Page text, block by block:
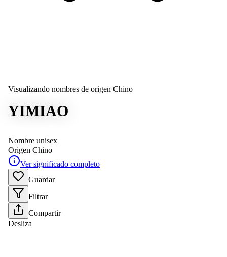
Visualizando nombres de origen Chino
YIMIAO
Nombre unisex
Origen Chino
Ver significado completo
Guardar
Filtrar
Compartir
Desliza